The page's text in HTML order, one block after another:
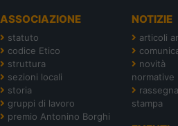
ASSOCIAZIONE
statuto
codice Etico
struttura
sezioni locali
storia
gruppi di lavoro
premio Antonino Borghi
NOTIZIE
articoli
novità
normative
rassegna
stampa